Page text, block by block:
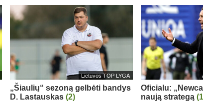
Lietuvos TOP LYGA
„Šiaulių“ sezoną gelbėti bandys
D. Lastauskas(2)
Oficialu:
naują strategą